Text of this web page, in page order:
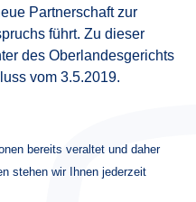
Partnerschaft zur
führt. Zu dieser
des Oberlandesgerichts
vom 3.5.2019.
bereits veraltet und daher
stehen wir Ihnen jederzeit